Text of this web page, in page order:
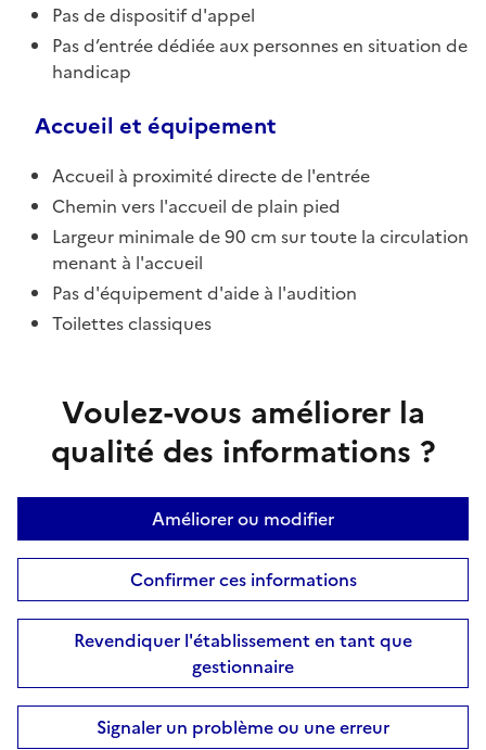
Pas de dispositif d'appel
Pas d’entrée dédiée aux personnes en situation de
handicap
Accueil et équipement
Accueil à proximité directe de l'entrée
Chemin vers l'accueil de plain pied
Largeur minimale de 90 cm sur toute la circulation
menant à l'accueil
Pas d'équipement d'aide à l'audition
Toilettes classiques
Voulez-vous améliorer la
qualité des informations ?
Améliorer ou modifier
Confirmer ces informations
Revendiquer l'établissement en tant que
gestionnaire
Signaler un problème ou une erreur